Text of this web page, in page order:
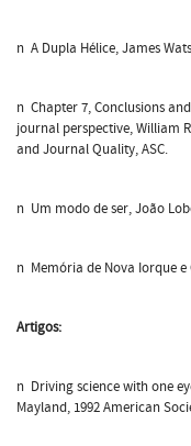
n A Dupla Hélice, James
n Chapter 7, Conclusions
journal perspective, William
and Journal Quality, ASC.
n Um modo de ser, João
n Memória de Nova Iorque
Artigos:
n Driving science with one
Mayland, 1992 American